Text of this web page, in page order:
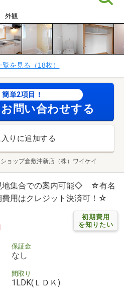
外観
を見る（18枚）
単2項目！
問い合わせする
りに追加する
ョップ倉敷沖新店（株）ワイケイ
集合での案内可能◇ ☆有名
用はクレジット決済可！☆
初期費用
を知りたい
保証金
なし
間取り
1LDK(ＬＤＫ)